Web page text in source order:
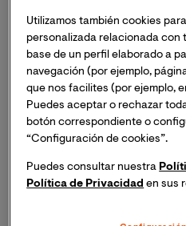
Este 16 de septiembre ha
del Curso Universitario de
Paciente Pediátrico. Se
organizada por la
Valencia y la
Fundación
como objetivo ofrecer
comunicacióna médicos,
jóvenes desde un enfoque
a estos mejorar las
Utilizamos también cookies
personalizada relacionada con
base de un perfil elaborado a
navegación (por ejemplo,
que nos facilites (por ejemplo,
Puedes aceptar o rechazar
botón correspondiente o
“Configuración de cookies”.
Puedes consultar nuestra
Política de Privacidad en sus